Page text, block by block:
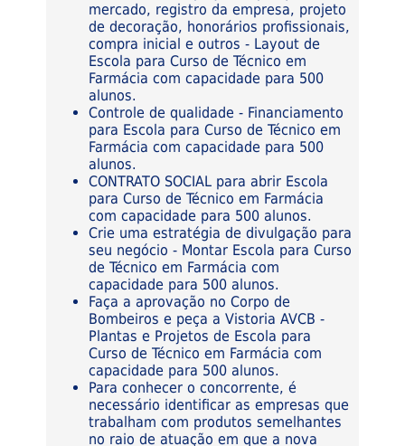
mercado, registro da empresa, projeto
de decoração, honorários profissionais,
compra inicial e outros - Layout de
Escola para Curso de Técnico em
Farmácia com capacidade para 500
alunos.
Controle de qualidade - Financiamento
para Escola para Curso de Técnico em
Farmácia com capacidade para 500
alunos.
CONTRATO SOCIAL para abrir Escola
para Curso de Técnico em Farmácia
com capacidade para 500 alunos.
Crie uma estratégia de divulgação para
seu negócio - Montar Escola para Curso
de Técnico em Farmácia com
capacidade para 500 alunos.
Faça a aprovação no Corpo de
Bombeiros e peça a Vistoria AVCB -
Plantas e Projetos de Escola para
Curso de Técnico em Farmácia com
capacidade para 500 alunos.
Para conhecer o concorrente, é
necessário identificar as empresas que
trabalham com produtos semelhantes
no raio de atuação em que a nova